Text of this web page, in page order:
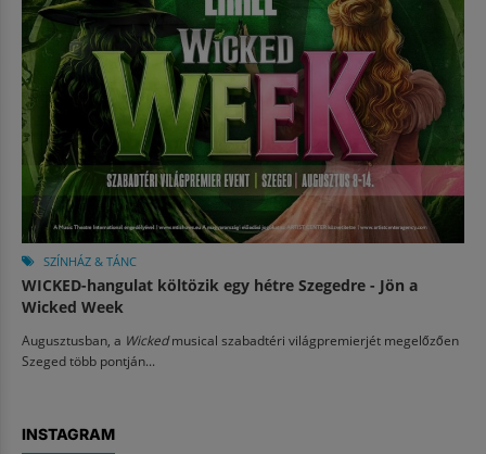
SZÍNHÁZ & TÁNC
WICKED-hangulat költözik egy hétre Szegedre - Jön a
Wicked Week
Augusztusban, a Wickedmusical szabadtéri világpremierjét megelőzően
Szeged több pontján...
INSTAGRAM